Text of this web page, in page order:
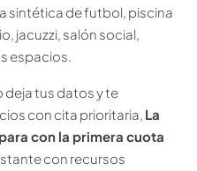
sintética de futbol, piscina
jacuzzi, salón social,
espacios.
deja tus datos y te
con cita prioritaria, La
con la primera cuota
con recursos